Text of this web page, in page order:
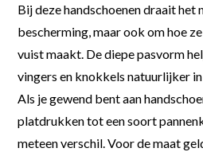
Bij deze handschoenen draait het
bescherming, maar ook om hoe
vuist maakt. De diepe pasvorm
vingers en knokkels natuurlijker
Als je gewend bent aan
platdrukken tot een soort
meteen verschil. Voor de maat